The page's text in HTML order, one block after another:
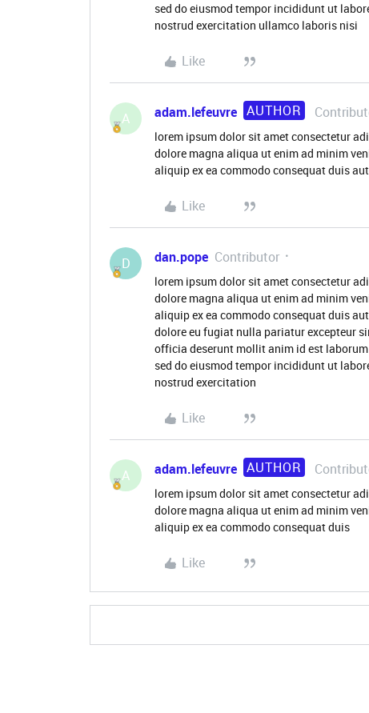
sed do eiusmod tempor incididunt ut
nostrud exercitation ullamco laboris nisi
Like
A adam.lefeuvre AUTHOR
lorem ipsum dolor sit amet consectetur
dolore magna aliqua ut enim ad minim
aliquip ex ea commodo consequat duis
Like
D dan.pope Contributor
lorem ipsum dolor sit amet consectetur
dolore magna aliqua ut enim ad minim
aliquip ex ea commodo consequat duis
dolore eu fugiat nulla pariatur excepteur
officia deserunt mollit anim id est
sed do eiusmod tempor incididunt ut
nostrud exercitation
Like
A adam.lefeuvre AUTHOR
lorem ipsum dolor sit amet consectetur
dolore magna aliqua ut enim ad minim
aliquip ex ea commodo consequat duis
Like